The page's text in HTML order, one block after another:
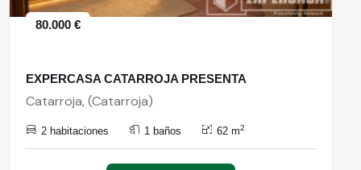
80.000 €
EXPERCASA CATARROJA PRESENTA
Catarroja, (Catarroja)
2 habitaciones 1 baños 62 m2